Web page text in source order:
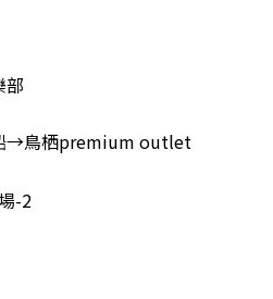
部
→鳥栖premium outlet